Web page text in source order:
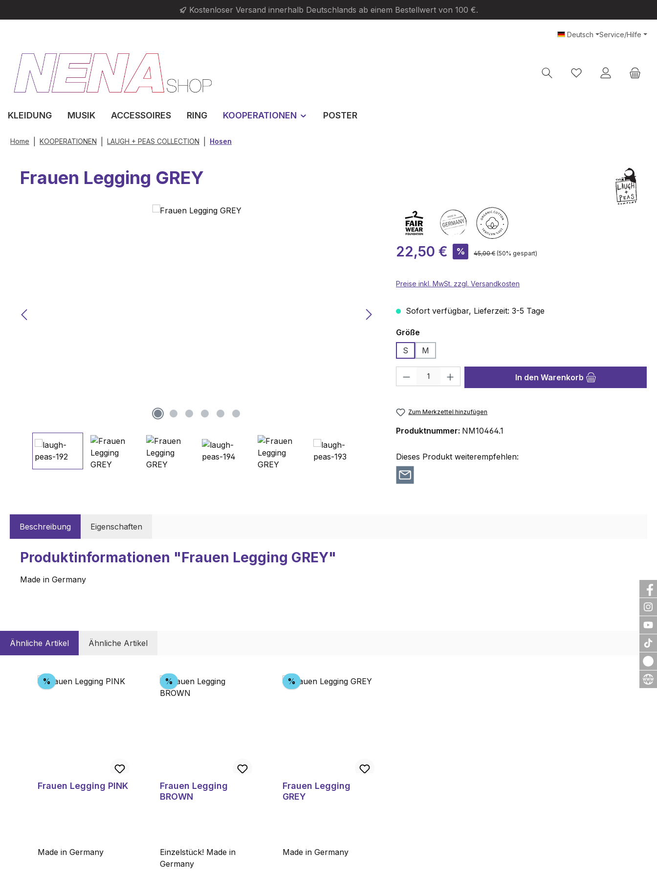
Kostenloser Versand innerhalb Deutschlands ab einem Bestellwert von 100 €.
Deutsch Service/Hilfe
Du hast 0 Produkte
KLEIDUNG MUSIK ACCESSOIRES RING KOOPERATIONEN POSTER
Home KOOPERATIONEN LAUGH + PEAS COLLECTION Hosen
Frauen Legging GREY
Verkaufspreis:
22,50 € % Regulärer Preis:
45,00 € (50% gespart)
Preise inkl. MwSt. zzgl. Versandkosten
Sofort verfügbar, Lieferzeit: 3-5 Tage
Größe
S
M
Produkt Anzahl: Gib den gewünschten Wert ein oder benutze die
In den Warenkorb
Zum Merkzettel hinzufügen
Produktnummer: NM10464.1
Dieses Produkt weiterempfehlen:
Beschreibung Eigenschaften
Produktinformationen "Frauen Legging GREY"
Made in Germany
Ähnliche Artikel Ähnliche Artikel
Produktgalerie überspringen
% Rabatt
Frauen Legging PINK
Made in Germany
% Rabatt
Frauen Legging
BROWN
Einzelstück! Made in
Germany
% Rabatt
Frauen Legging
GREY
Made in Germany